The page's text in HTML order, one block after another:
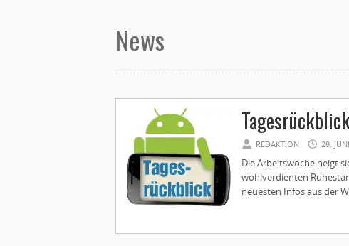
News
REDAKTION 28.
Die Arbeitswoche neigt
wohlverdienten
neuesten Infos aus der